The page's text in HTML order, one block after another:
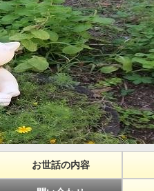
お世話の内容